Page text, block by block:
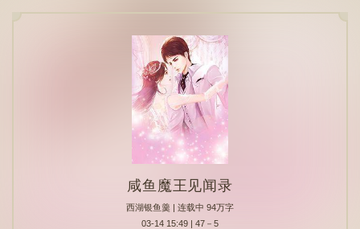
咸鱼魔王见闻录
西湖银鱼羹 | 连载中 94万字
03-14 15:49 | 47－5